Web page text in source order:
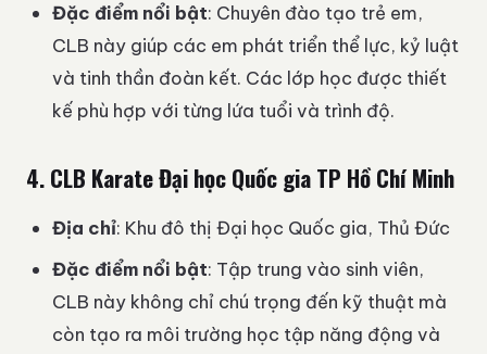
Đặc điểm nổi bật: Chuyên đào tạo trẻ em,
CLB này giúp các em phát triển thể lực, kỷ luật
và tinh thần đoàn kết. Các lớp học được thiết
kế phù hợp với từng lứa tuổi và trình độ.
4.CLB Karate Đại học Quốc gia TP Hồ Chí Minh
Địa chỉ: Khu đô thị Đại học Quốc gia, Thủ Đức
Đặc điểm nổi bật: Tập trung vào sinh viên,
CLB này không chỉ chú trọng đến kỹ thuật mà
còn tạo ra môi trường học tập năng động và